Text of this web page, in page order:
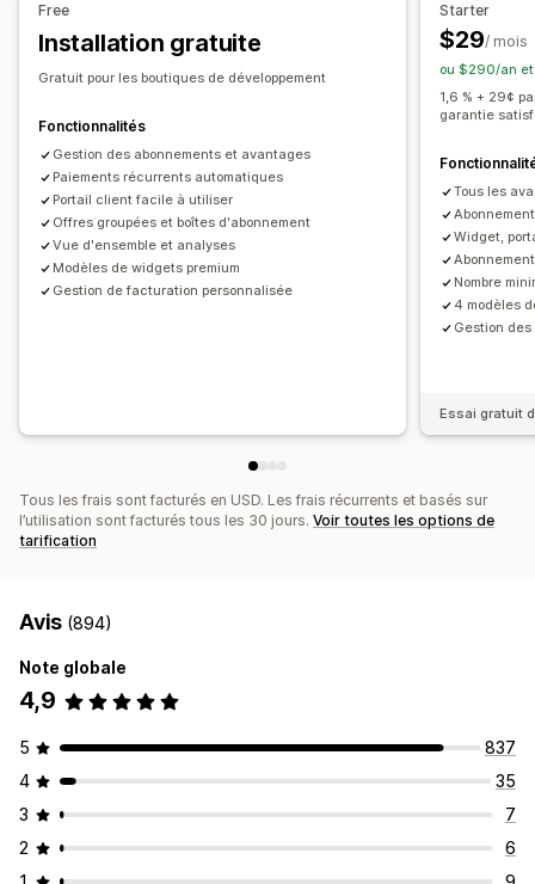
Tarification que vous pouvez définir
Freemium
Périodes d’essai
Tarification selon l’utilisateur Paiement unique
Tarification dynamique Tarification personnalisée
Expédition gratuite
Accès en exclusivité
Avantages pour les abonnés
Services
Récompenses personnalisées
Free
Installation gratuite
Gratuit pour les boutiques de développement
Fonctionnalités
Gestion des abonnements et avantages
Paiements récurrents automatiques
Portail client facile à utiliser
Offres groupées et boîtes d'abonnement
Vue d'ensemble et analyses
Modèles de widgets premium
Gestion de facturation personnalisée
Starter
$29/ mois
ou $290/an et
1,6 % + 29¢
garantie
Tous les
Widget,
Nombre
4 modèles
Gestion
Essai gratuit
Tous les frais sont facturés en USD. Les frais récurrents et basés sur
l’utilisation sont facturés tous les 30 jours. Voir toutes les options de
tarification
Avis (894)
Note globale
4,9
5
837
4
35
3
7
2
6